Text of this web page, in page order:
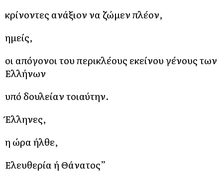
κρίνοντες ανάξιον να ζώμεν πλέον,
ημείς,
οι απόγονοι του περικλέους εκείνου γένους των
Ελλήνων
υπό δουλείαν τοιαύτην.
Έλληνες,
η ώρα ήλθε,
Ελευθερία ή Θάνατος”